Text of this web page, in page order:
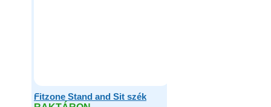
Fitzone Stand and Sit szék